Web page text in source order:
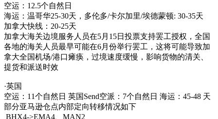
空运：12.5个自然日
海运：温哥华25-30天，多伦多/卡尔加里/埃德蒙顿: 30-35天
加拿大快线：20-25天
加拿大海关边境服务人员在5月15日投票支持罢工授权，全国
各地的海关人员最早可能在6月份举行罢工，这将可能导致加
拿大全国机场/港口瘫痪，过境速度缓慢，影响货物的清关、
提货和派送时效
·英国
空运：11个自然日 英国Send空派：7个自然日 海运：45-48 天
部分亚马逊仓点内部定向转移情况如下
BHX4->EMA4、MAN2